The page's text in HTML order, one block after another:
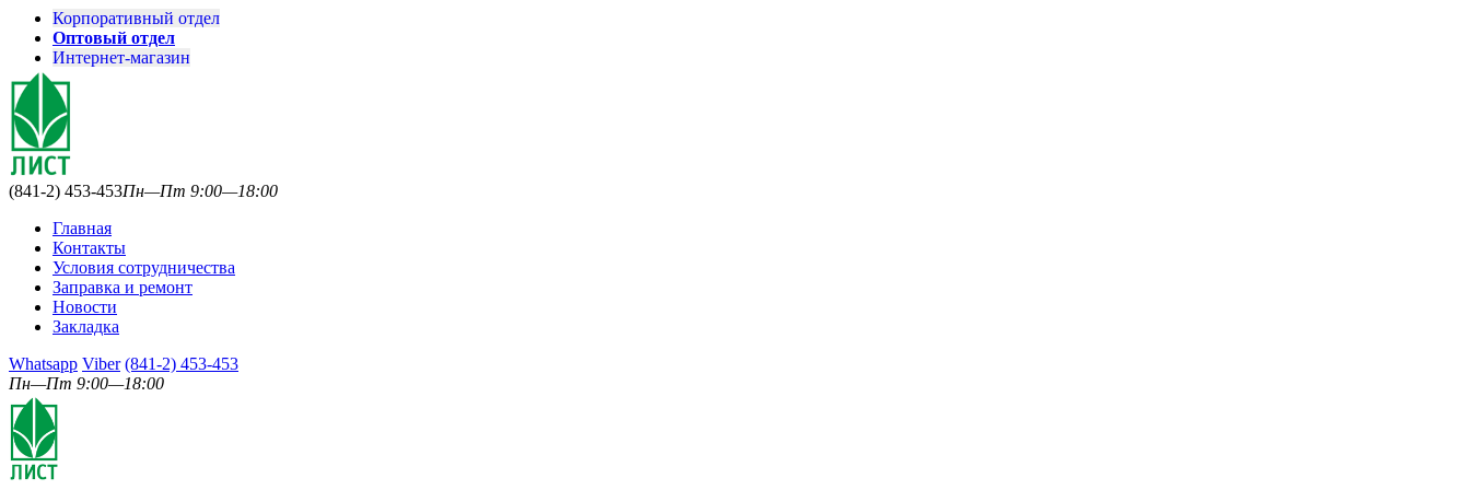
Корпоративный отдел
Оптовый отдел
Интернет-магазин
(841-2) 453-453Пн—Пт 9:00—18:00
Главная
Контакты
Условия сотрудничества
Заправка и ремонт
Новости
Закладка
Whatsapp Viber (841-2) 453-453
Пн—Пт 9:00—18:00